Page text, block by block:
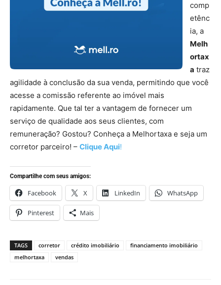
comp
etênc
ia, a
Melh
ortax
a traz
agilidade à conclusão da sua venda, permitindo que você
acesse a comissão referente ao imóvel mais
rapidamente. Que tal ter a vantagem de fornecer um
serviço de qualidade aos seus clientes, com
remuneração? Gostou? Conheça a Melhortaxa e seja um
corretor parceiro! – Clique Aqui!
Compartilhe com seus amigos:
Facebook X LinkedIn WhatsApp
Pinterest Mais
TAGS corretor crédito imobiliário
financiamento imobiliário
melhortaxa
vendas